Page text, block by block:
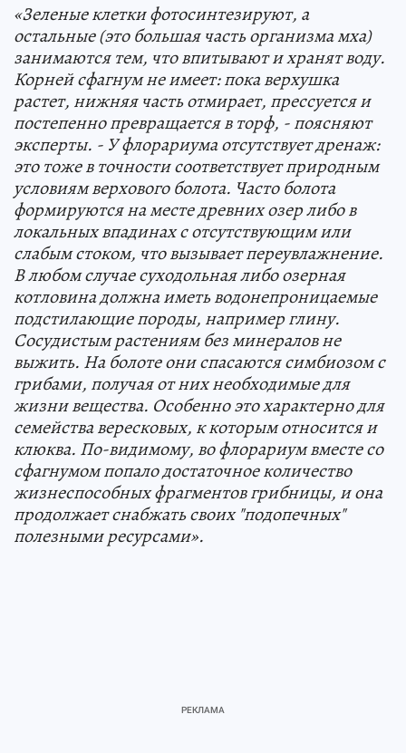
«Зеленые клетки фотосинтезируют, а
остальные (это большая часть организма мха)
занимаются тем, что впитывают и хранят воду.
Корней сфагнум не имеет: пока верхушка
растет, нижняя часть отмирает, прессуется и
постепенно превращается в торф, - поясняют
эксперты. - У флорариума отсутствует дренаж:
это тоже в точности соответствует природным
условиям верхового болота. Часто болота
формируются на месте древних озер либо в
локальных впадинах с отсутствующим или
слабым стоком, что вызывает переувлажнение.
В любом случае суходольная либо озерная
котловина должна иметь водонепроницаемые
подстилающие породы, например глину.
Сосудистым растениям без минералов не
выжить. На болоте они спасаются симбиозом с
грибами, получая от них необходимые для
жизни вещества. Особенно это характерно для
семейства вересковых, к которым относится и
клюква. По-видимому, во флорариум вместе со
сфагнумом попало достаточное количество
жизнеспособных фрагментов грибницы, и она
продолжает снабжать своих "подопечных"
полезными ресурсами».